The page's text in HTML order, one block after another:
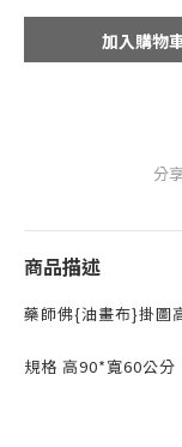
加入購物
分
商品描述
藥師佛{油畫布}掛圖
規格 高90*寬60公分